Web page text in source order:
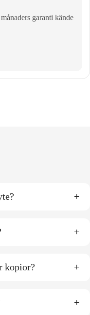
garanti kände
+
+
kopior? +
+